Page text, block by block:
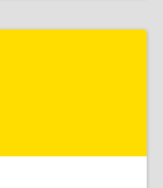
Пятигорск г,